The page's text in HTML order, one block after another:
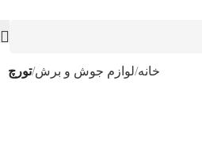
خانه لوازم جوش و برش تورچ